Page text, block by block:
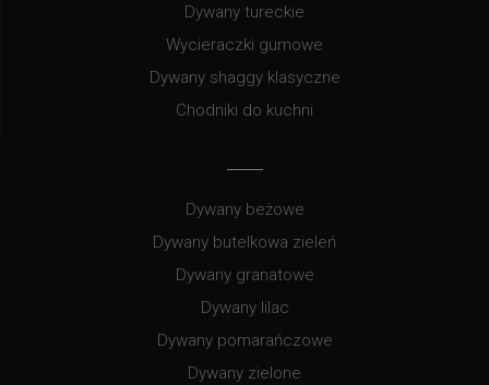
Dywany tureckie
Wycieraczki gumowe
Dywany shaggy klasyczne
Chodniki do kuchni
Dywany beżowe
Dywany butelkowa zieleń
Dywany granatowe
Dywany lilac
Dywany pomarańczowe
Dywany zielone